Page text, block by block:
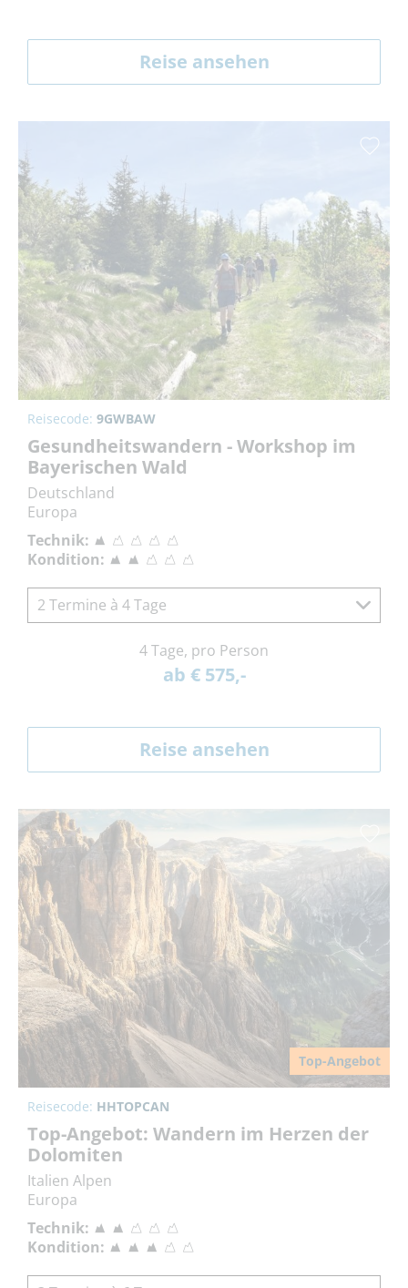
Reise ansehen
Reisecode: 9GWBAW
Gesundheitswandern - Workshop im
Bayerischen Wald
Deutschland
Europa
Technik:
Kondition:
2 Termine à 4 Tage
4 Tage, pro Person
ab € 575,-
Reise ansehen
Top-Angebot
Reisecode: HHTOPCAN
Top-Angebot: Wandern im Herzen der
Dolomiten
Italien Alpen
Europa
Technik:
Kondition: